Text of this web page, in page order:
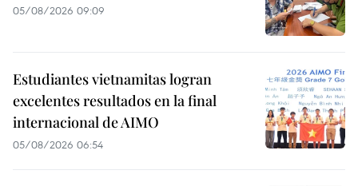
05/08/2026 09:09
Estudiantes vietnamitas logran
excelentes resultados en la final
internacional de AIMO
05/08/2026 06:54